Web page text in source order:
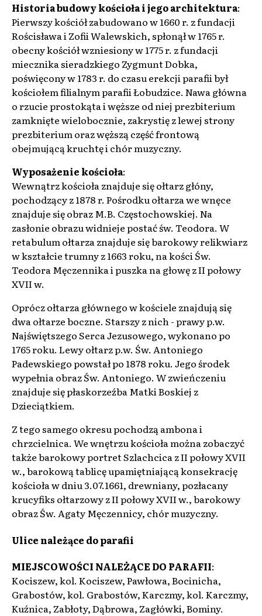
Historia budowy kościoła i jego architektura:
Pierwszy kościół zabudowano w 1660 r. z fundacji
Rościsława i Zofii Walewskich, spłonął w 1765 r.
obecny kościół wzniesiony w 1775 r. z fundacji
miecznika sieradzkiego Zygmunt Dobka,
poświęcony w 1783 r. do czasu erekcji parafii był
kościołem filialnym parafii Łobudzice. Nawa główna
o rzucie prostokąta i węższe od niej prezbiterium
zamknięte wielobocznie, zakrystię z lewej strony
prezbiterium oraz węższą część frontową
obejmującą kruchtę i chór muzyczny.
Wyposażenie kościoła:
Wewnątrz kościoła znajduje się ołtarz głóny,
pochodzący z 1878 r. Pośrodku ołtarza we wnęce
znajduje się obraz M.B. Częstochowskiej. Na
zasłonie obrazu widnieje postać św. Teodora. W
retabulum ołtarza znajduje się barokowy relikwiarz
w kształcie trumny z 1663 roku, na kości Św.
Teodora Męczennika i puszka na głowę z II połowy
XVII w.
Oprócz ołtarza głównego w kościele znajdują się
dwa ołtarze boczne. Starszy z nich - prawy p.w.
Najświętszego Serca Jezusowego, wykonano po
1765 roku. Lewy ołtarz p.w. Św. Antoniego
Padewskiego powstał po 1878 roku. Jego środek
wypełnia obraz Św. Antoniego. W zwieńczeniu
znajduje się płaskorzeźba Matki Boskiej z
Dzieciątkiem.
Z tego samego okresu pochodzą ambona i
chrzcielnica. We wnętrzu kościoła można zobaczyć
także barokowy portret Szlachcica z II połowy XVII
w., barokową tablicę upamiętniającą konsekrację
kościoła w dniu 3.07.1661, drewniany, pozłacany
krucyfiks ołtarzowy z II połowy XVII w., barokowy
obraz Św. Agaty Męczennicy, chór muzyczny.
Ulice należące do parafii
MIEJSCOWOŚCI NALEŻĄCE DO PARAFII:
Kociszew, kol. Kociszew, Pawłowa, Bocinicha,
Grabostów, kol. Grabostów, Karczmy, kol. Karczmy,
Kuźnica, Zabłoty, Dąbrowa, Zagłówki, Bominy.